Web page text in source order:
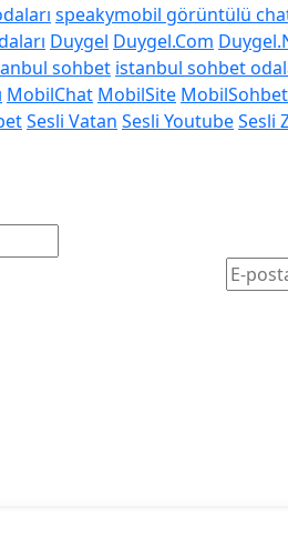
speakymobil görüntülü
Duygel Duygel.Com
sohbet istanbul sohbet
MobilChat MobilSite MobilSohbet
Sesli Vatan Sesli YoutubeSesli